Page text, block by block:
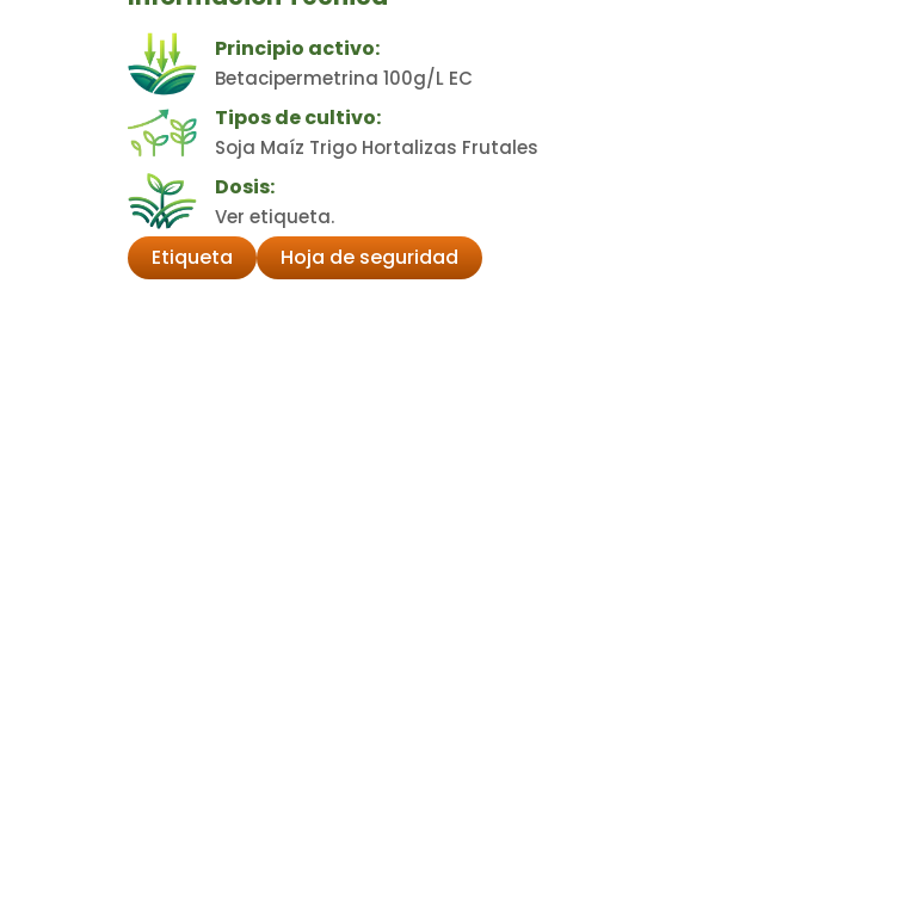
Principio activo:
Betacipermetrina 100g/L EC
Tipos de cultivo:
Soja Maíz Trigo Hortalizas Frutales
Dosis:
Ver etiqueta.
Etiqueta Hoja de seguridad